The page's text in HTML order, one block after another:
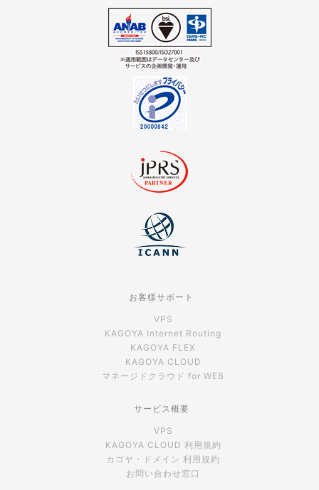
お客様サポート
VPS
KAGOYA Internet Routing
KAGOYA FLEX
KAGOYA CLOUD
マネージドクラウド for WEB
サービス概要
VPS
KAGOYA CLOUD 利用規約
カゴヤ・ドメイン 利用規約
お問い合わせ窓口